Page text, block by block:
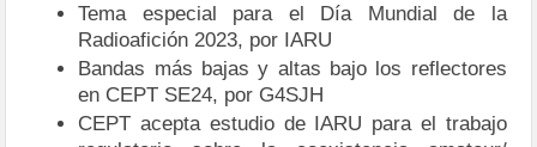
Tema especial para el Día Mundial de la
Radioafición 2023, por IARU
Bandas más bajas y altas bajo los reflectores
en CEPT SE24, por G4SJH
CEPT acepta estudio de IARU para el trabajo